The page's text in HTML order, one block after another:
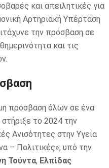
και απειλητικές για
Αρτηριακή Υπέρταση
την πρόσβαση σε
και τις
πρόσβαση όλων σε ένα
το 2024 την
Ανισότητες στην Υγεία
– Πολιτικές», υπό την
Τούντα, Ελπίδας